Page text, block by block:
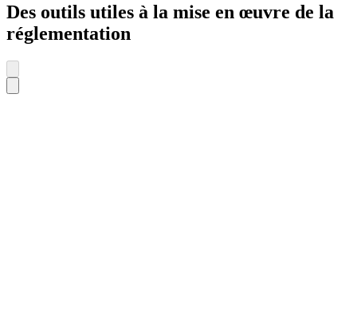
Des outils utiles à la mise en œuvre de la
réglementation